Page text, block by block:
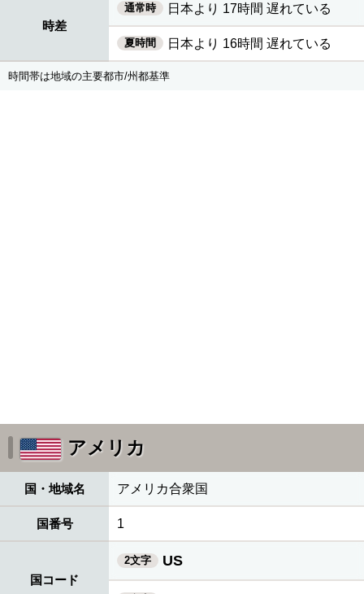
時差
通常時 日本より 17時間 遅れている
夏時間 日本より 16時間 遅れている
時間帯は地域の主要都市/州都基準
アメリカ
国・地域名 アメリカ合衆国
国番号 1
国コード
2文字 US